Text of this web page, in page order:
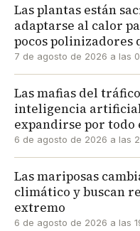
Las plantas están
adaptarse al calor
pocos polinizadores
7 de agosto de 2026 a las
Las mafias del
inteligencia
expandirse por todo
6 de agosto de 2026 a las
Las mariposas
climático y buscan
extremo
6 de agosto de 2026 a las